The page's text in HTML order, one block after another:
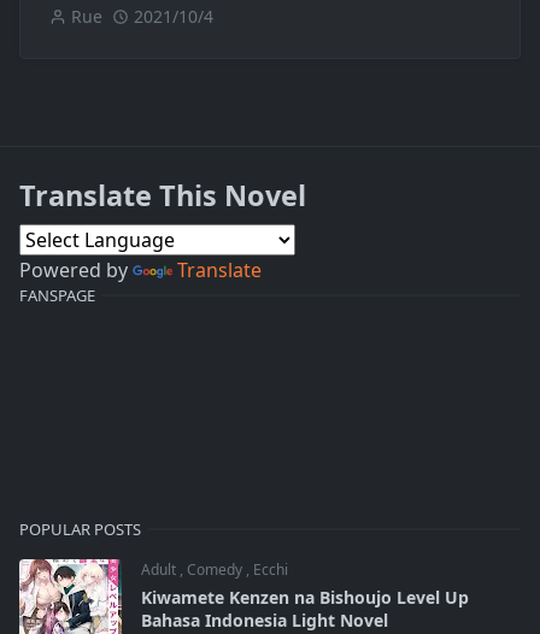
Rue 2021/10/4
Translate This Novel
Powered by Translate
FANSPAGE
POPULAR POSTS
Adult , Comedy , Ecchi
Kiwamete Kenzen na Bishoujo Level Up
Bahasa Indonesia Light Novel